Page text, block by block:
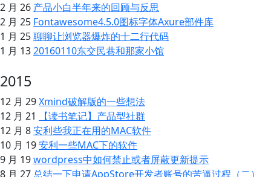
2 月 26 产品小白半年来的回顾与反思
2 月 25 Fontawesome4.5.0图标字体Axure部件库
1 月 25聊聊让浏览器爆炸的十二行代码
1 月 1320160110东交民巷和那家小馆
2015
12 月 29Xmind破解版的一些想法
12 月 21
【读书笔记】产品型社群
12 月 8安利些我正在用的MAC软件
10 月 19安利一些MAC下的软件
9 月 19wordpress中如何禁止或者屏蔽更新提示
8 月 27总结一下申请AppStore开发者账号的苦逼过程（二）